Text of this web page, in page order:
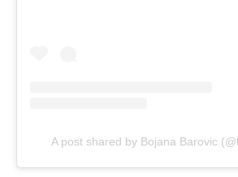
A post shared by Bojana Barovic